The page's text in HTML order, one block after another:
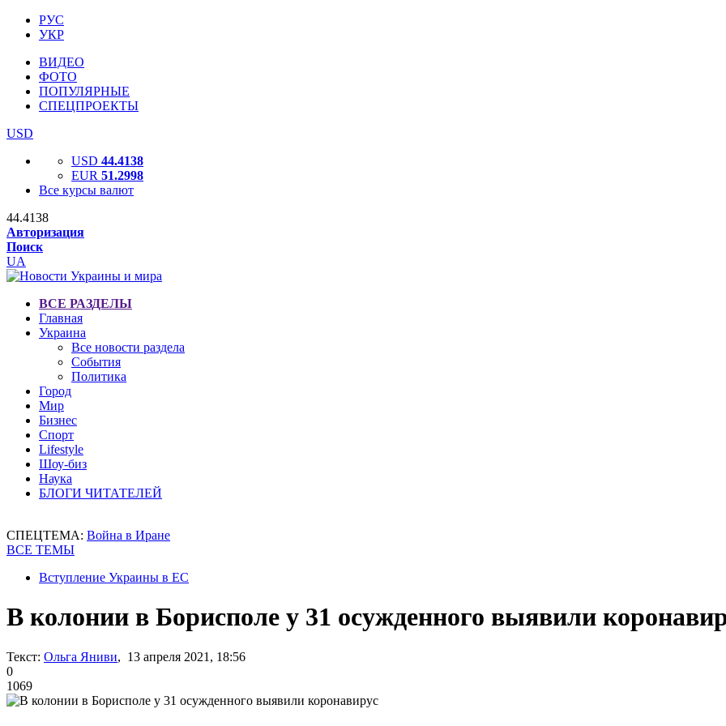
РУС
УКР
ВИДЕО
ФОТО
ПОПУЛЯРНЫЕ
СПЕЦПРОЕКТЫ
USD
USD 44.4138
EUR 51.2998
Все курсы валют
44.4138
Авторизация
Поиск
UA
ВСЕ РАЗДЕЛЫ
Главная
Украина
Все новости раздела
События
Политика
Город
Мир
Бизнес
Спорт
Lifestyle
Шоу-биз
Наука
БЛОГИ ЧИТАТЕЛЕЙ
СПЕЦТЕМА: Война в Иране
ВСЕ ТЕМЫ
Вступление Украины в ЕС
В колонии в Борисполе у 31 осужденного выявили
Текст: Ольга Яниви, 13 апреля 2021, 18:56
0
1069